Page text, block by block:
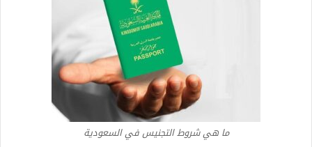
ما هي شروط التجنيس في السعودية